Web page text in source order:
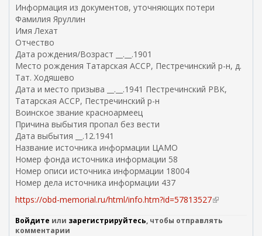
е
я
с
с
ы
Информация из документов, уточняющих потери
Фамилия Яруллин
Имя Лехат
Отчество
Дата рождения/Возраст __.__.1901
Место рождения Татарская АССР, Пестречинский р-н, д.
Тат. Ходяшево
Дата и место призыва __.__.1941 Пестречинский РВК,
Татарская АССР, Пестречинский р-н
Воинское звание красноармеец
Причина выбытия пропал без вести
Дата выбытия __.12.1941
Название источника информации ЦАМО
Номер фонда источника информации 58
Номер описи источника информации 18004
Номер дела источника информации 437
https://obd-memorial.ru/html/info.htm?id=57813527(
н
Войдите или зарегистрируйтесь, чтобы отправлять
комментарии